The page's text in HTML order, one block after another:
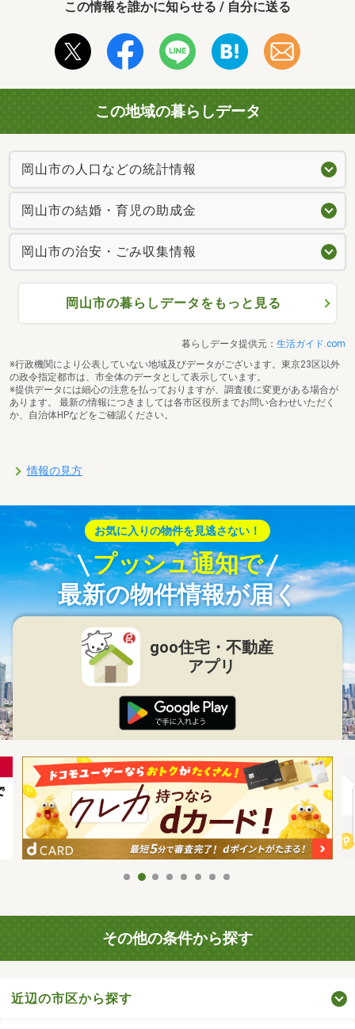
この情報を誰かに知らせる / 自分に送る
この地域の暮らしデータ
岡山市の人口などの統計情報
岡山市の結婚・育児の助成金
岡山市の治安・ごみ収集情報
岡山市の暮らしデータをもっと見る
暮らしデータ提供元： 生活ガイド.com
※行政機関により公表していない地域及びデータがございます。東京23区以外
の政令指定都市は、市全体のデータとして表示しています。
※提供データには細心の注意を払っておりますが、調査後に変更がある場合が
あります。 最新の情報につきましては各市区役所までお問い合わせいただく
か、自治体HPなどをご確認ください。
情報の見方
お気に入りの物件を見逃さない！
プッシュ通知で
最新の物件情報が届く
goo住宅・不動産
アプリ
その他の条件から探す
近辺の市区から探す